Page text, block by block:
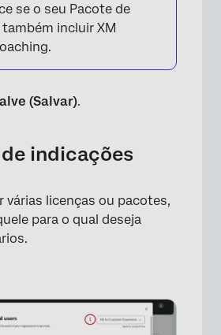
se o seu Pacote de
incluir XM
(Salvar).
indicações
várias licenças ou pacotes,
para o qual deseja